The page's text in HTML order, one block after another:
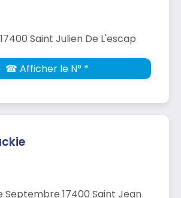
Saint Julien De L'escap
☎ Afficher le N° *
Septembre 17400 Saint Jean